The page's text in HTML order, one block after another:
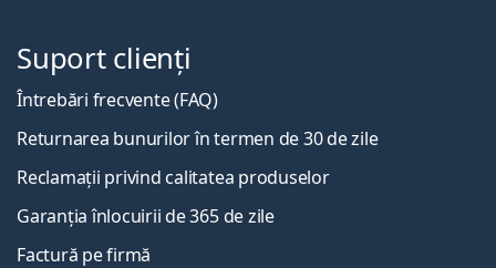
Suport clienți
Întrebări frecvente (FAQ)
Returnarea bunurilor în termen de 30 de zile
Reclamații privind calitatea produselor
Garanția înlocuirii de 365 de zile
Factură pe firmă